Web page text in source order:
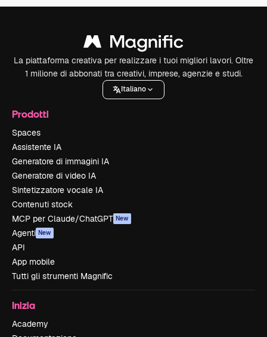
La piattaforma creativa per realizzare i tuoi migliori lavori. Oltre
1 milione di abbonati tra creativi, imprese, agenzie e studi.
Italiano
Prodotti
Spaces
Assistente IA
Generatore di immagini IA
Generatore di video IA
Sintetizzatore vocale IA
Contenuti stock
MCP per Claude/ChatGPT New
Agenti New
API
App mobile
Tutti gli strumenti Magnific
Inizia
Academy